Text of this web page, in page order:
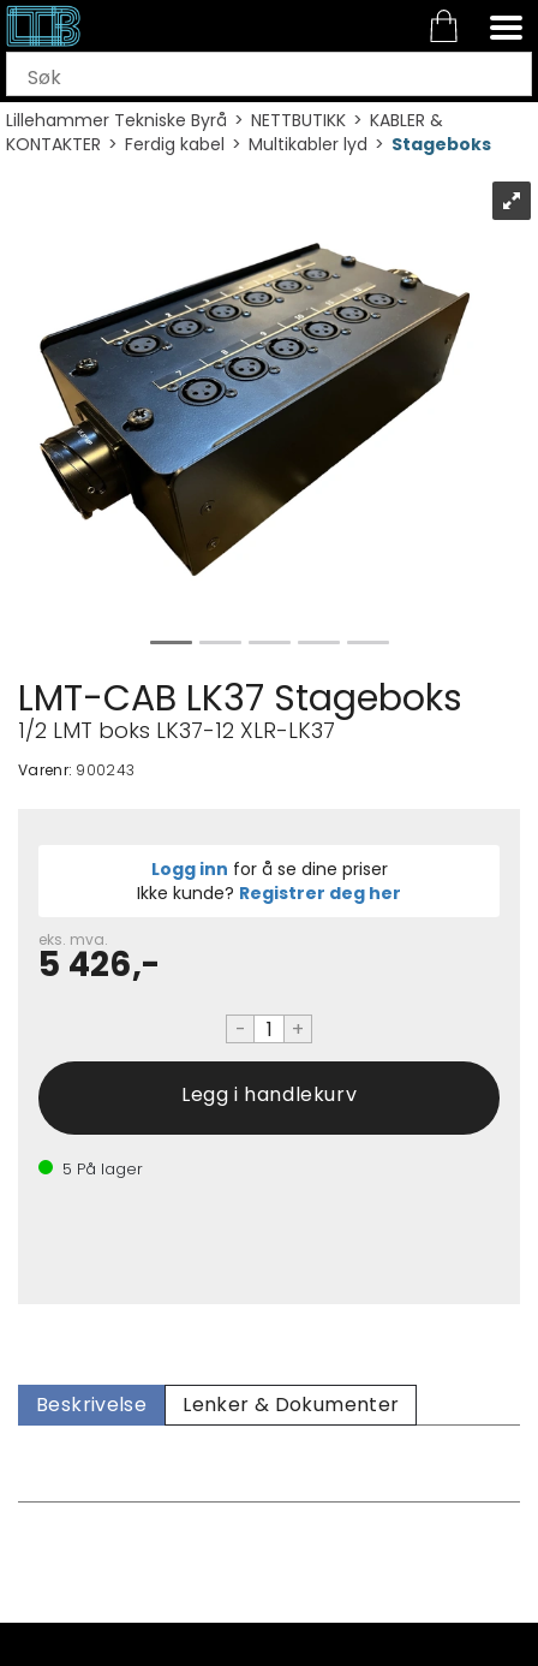
Lillehammer Tekniske Byrå>NETTBUTIKK>KABLER &
KONTAKTER>Ferdig kabel>Multikabler lyd>Stageboks
LMT-CAB LK37 Stageboks
1/2 LMT boks LK37-12 XLR-LK37
Varenr: 900243
Logg inn for å se dine priser
Ikke kunde? Registrer deg her
eks. mva.
5 426,-
- +
5 På lager
Beskrivelse Lenker & Dokumenter